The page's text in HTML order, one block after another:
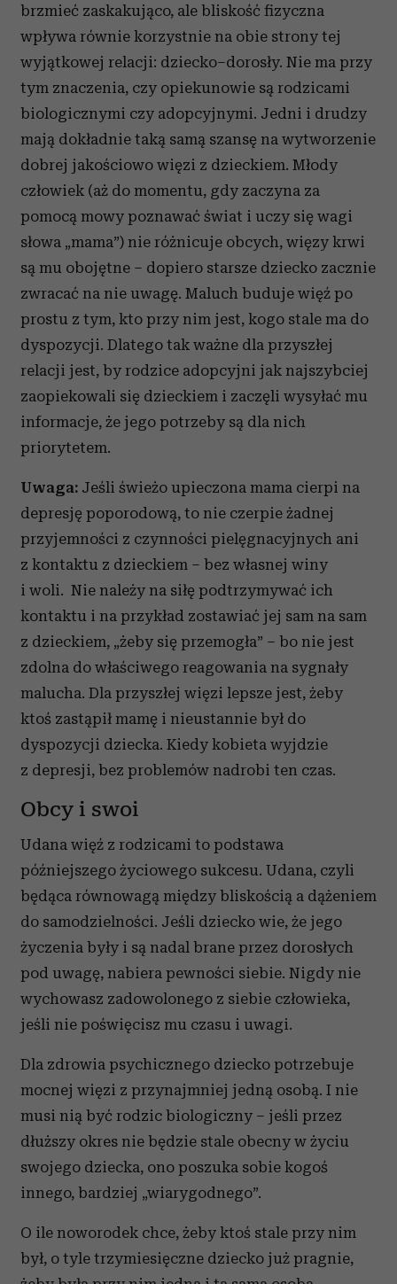
brzmieć zaskakująco, ale bliskość fizyczna
wpływa równie korzystnie na obie strony tej
wyjątkowej relacji: dziecko–dorosły. Nie ma przy
tym znaczenia, czy opiekunowie są rodzicami
biologicznymi czy adopcyjnymi. Jedni i drudzy
mają dokładnie taką samą szansę na wytworzenie
dobrej jakościowo więzi z dzieckiem. Młody
człowiek (aż do momentu, gdy zaczyna za
pomocą mowy poznawać świat i uczy się wagi
słowa „mama”) nie różnicuje obcych, więzy krwi
są mu obojętne – dopiero starsze dziecko zacznie
zwracać na nie uwagę. Maluch buduje więź po
prostu z tym, kto przy nim jest, kogo stale ma do
dyspozycji. Dlatego tak ważne dla przyszłej
relacji jest, by rodzice adopcyjni jak najszybciej
zaopiekowali się dzieckiem i zaczęli wysyłać mu
informacje, że jego potrzeby są dla nich
priorytetem.
Uwaga: Jeśli świeżo upieczona mama cierpi na
depresję poporodową, to nie czerpie żadnej
przyjemności z czynności pielęgnacyjnych ani
z kontaktu z dzieckiem – bez własnej winy
i woli. Nie należy na siłę podtrzymywać ich
kontaktu i na przykład zostawiać jej sam na sam
z dzieckiem, „żeby się przemogła” – bo nie jest
zdolna do właściwego reagowania na sygnały
malucha. Dla przyszłej więzi lepsze jest, żeby
ktoś zastąpił mamę i nieustannie był do
dyspozycji dziecka. Kiedy kobieta wyjdzie
z depresji, bez problemów nadrobi ten czas.
Obcy i swoi
Udana więź z rodzicami to podstawa
późniejszego życiowego sukcesu. Udana, czyli
będąca równowagą między bliskością a dążeniem
do samodzielności. Jeśli dziecko wie, że jego
życzenia były i są nadal brane przez dorosłych
pod uwagę, nabiera pewności siebie. Nigdy nie
wychowasz zadowolonego z siebie człowieka,
jeśli nie poświęcisz mu czasu i uwagi.
Dla zdrowia psychicznego dziecko potrzebuje
mocnej więzi z przynajmniej jedną osobą. I nie
musi nią być rodzic biologiczny – jeśli przez
dłuższy okres nie będzie stale obecny w życiu
swojego dziecka, ono poszuka sobie kogoś
innego, bardziej „wiarygodnego”.
O ile noworodek chce, żeby ktoś stale przy nim
był, o tyle trzymiesięczne dziecko już pragnie,